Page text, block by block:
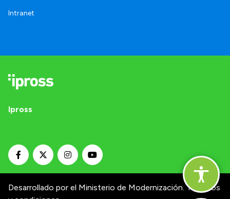
Intranet
Ipross
Desarrollado por el Ministerio de Modernización. Términos